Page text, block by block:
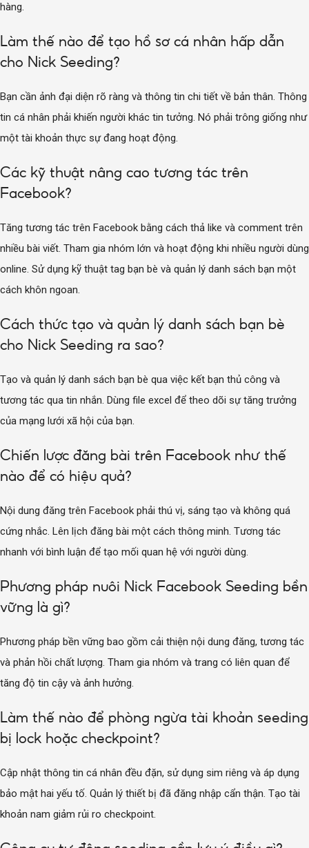
hàng.
Làm thế nào để tạo hồ sơ cá nhân hấp dẫn
cho Nick Seeding?
Bạn cần ảnh đại diện rõ ràng và thông tin chi tiết về bản thân. Thông
tin cá nhân phải khiến người khác tin tưởng. Nó phải trông giống như
một tài khoản thực sự đang hoạt động.
Các kỹ thuật nâng cao tương tác trên
Facebook?
Tăng tương tác trên Facebook bằng cách thả like và comment trên
nhiều bài viết. Tham gia nhóm lớn và hoạt động khi nhiều người dùng
online. Sử dụng kỹ thuật tag bạn bè và quản lý danh sách bạn một
cách khôn ngoan.
Cách thức tạo và quản lý danh sách bạn bè
cho Nick Seeding ra sao?
Tạo và quản lý danh sách bạn bè qua việc kết bạn thủ công và
tương tác qua tin nhắn. Dùng file excel để theo dõi sự tăng trưởng
của mạng lưới xã hội của bạn.
Chiến lược đăng bài trên Facebook như thế
nào để có hiệu quả?
Nội dung đăng trên Facebook phải thú vị, sáng tạo và không quá
cứng nhắc. Lên lịch đăng bài một cách thông minh. Tương tác
nhanh với bình luận để tạo mối quan hệ với người dùng.
Phương pháp nuôi Nick Facebook Seeding bền
vững là gì?
Phương pháp bền vững bao gồm cải thiện nội dung đăng, tương tác
và phản hồi chất lượng. Tham gia nhóm và trang có liên quan để
tăng độ tin cậy và ảnh hưởng.
Làm thế nào để phòng ngừa tài khoản seeding
bị lock hoặc checkpoint?
Cập nhật thông tin cá nhân đều đặn, sử dụng sim riêng và áp dụng
bảo mật hai yếu tố. Quản lý thiết bị đã đăng nhập cẩn thận. Tạo tài
khoản nam giảm rủi ro checkpoint.